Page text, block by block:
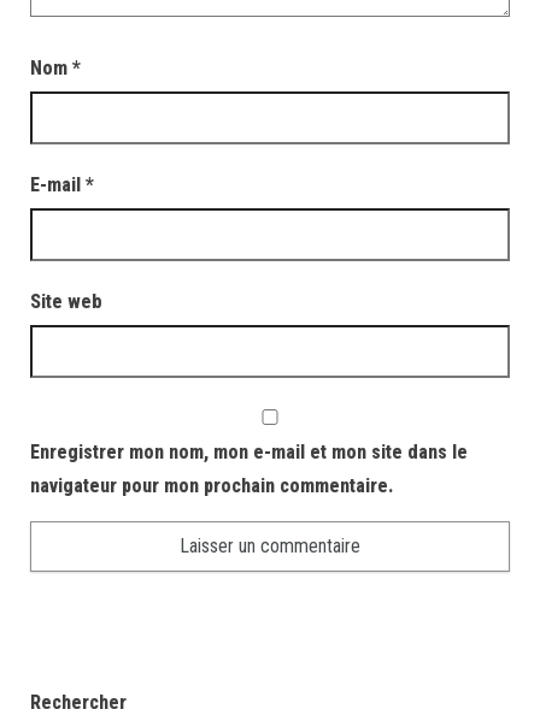
Nom *
E-mail *
Site web
Enregistrer mon nom, mon e-mail et mon site dans le
navigateur pour mon prochain commentaire.
Rechercher